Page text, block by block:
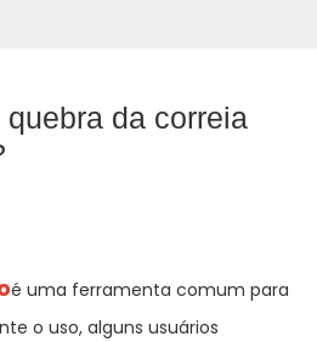
da correia
é uma ferramenta comum para
o uso, alguns usuários